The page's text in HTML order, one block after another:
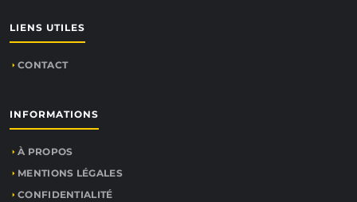
LIENS UTILES
CONTACT
INFORMATIONS
À PROPOS
MENTIONS LÉGALES
CONFIDENTIALITÉ